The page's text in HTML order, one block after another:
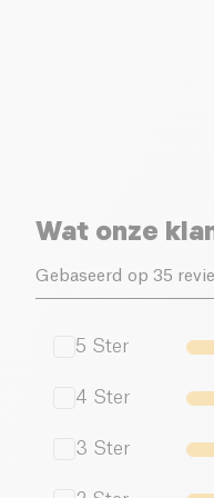
Wat onze
Gebaseerd op 35
5 Ster
4 Ster
3 Ster